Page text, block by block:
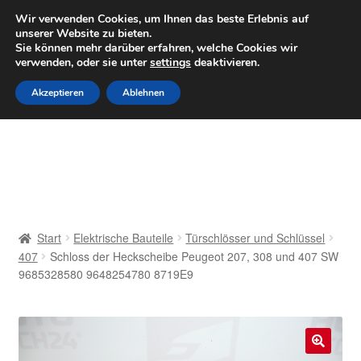
LIEFERUNG ab 6 EUR
Mo–Fr 9–16 Uhr · 0175 7465658
Zur
Navigation
springen
Zum
Inhalt
springen
Beschwerdeordnung
Start Elektrische Bauteile
Türschlösser und Schlüssel
407
Schloss der Heckscheibe Peugeot 207, 308 und 407 SW
9685328580 9648254780 8719E9
Wir verwenden Cookies, um Ihnen das beste Erlebnis auf
unserer Website zu bieten.
Sie können mehr darüber erfahren, welche Cookies wir
verwenden, oder sie untersettings deaktivieren.
Akzeptieren Ablehnen